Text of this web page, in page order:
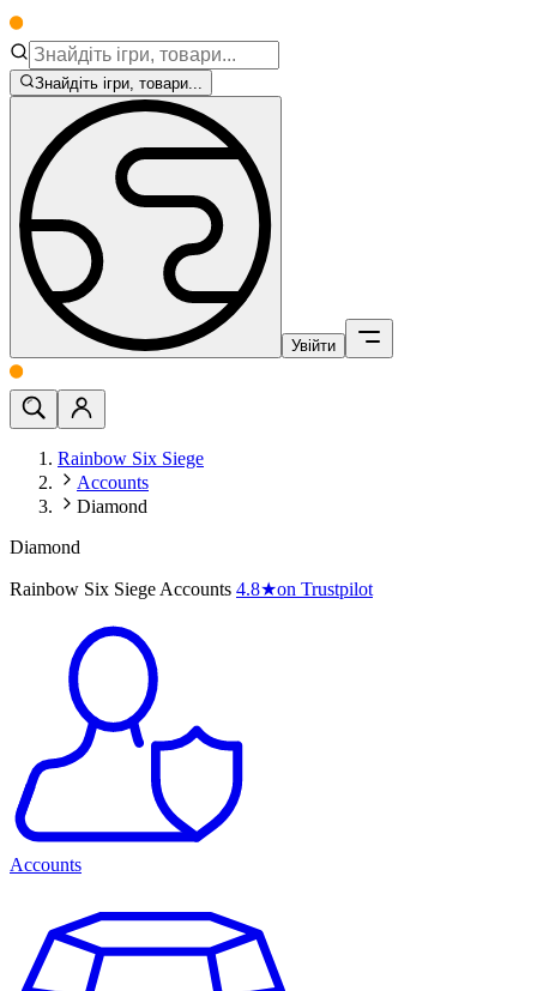
Знайдіть ігри, товари...
Увійти
Rainbow Six Siege
Accounts
Diamond
Diamond
Rainbow Six Siege Accounts 4.8★on Trustpilot
Accounts